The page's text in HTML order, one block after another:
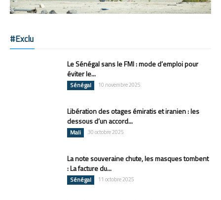
#Exclu
Le Sénégal sans le FMI : mode d’emploi pour
éviter le...
Sénégal 10 novembre 2025
Libération des otages émiratis et iranien : les
dessous d’un accord...
Mali 30 octobre 2025
La note souveraine chute, les masques tombent
: La facture du...
Sénégal 11 octobre 2025